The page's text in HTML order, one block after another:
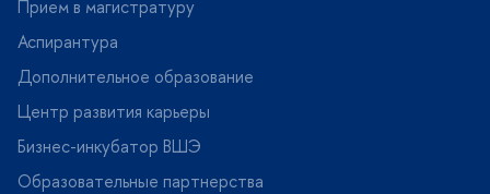
Прием в магистратуру
Аспирантура
Дополнительное образование
Центр развития карьеры
Бизнес-инкубатор ВШЭ
Образовательные партнерства